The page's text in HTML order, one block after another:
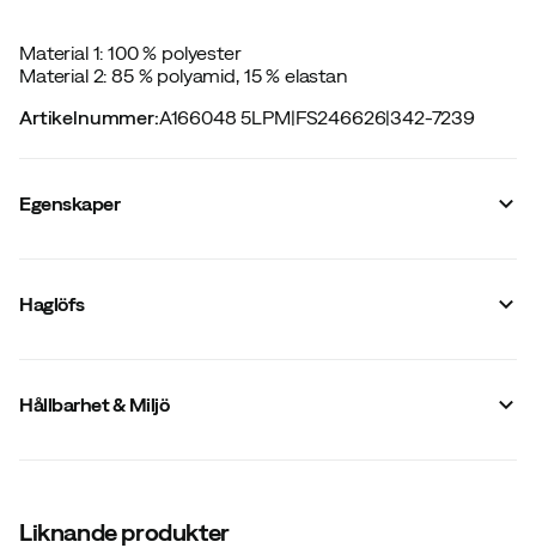
Material 1: 100 % polyester
Material 2: 85 % polyamid, 15 % elastan
Artikelnummer:A166048 5LPM|FS246626|342-7239
Egenskaper
Women
Bib:Nej
Vattentäta
Passform:Smal
Haglöfs
Hållbarhet & Miljö
Liknande produkter